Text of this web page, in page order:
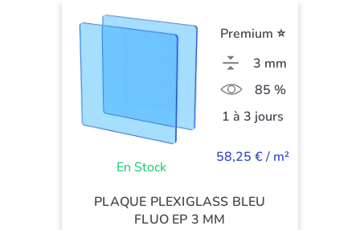
En Stock
Premium ⭐
3 mm
85 %
1 à 3 jours
58,25 € / m²
PLAQUE PLEXIGLASS BLEU
FLUO EP 3 MM